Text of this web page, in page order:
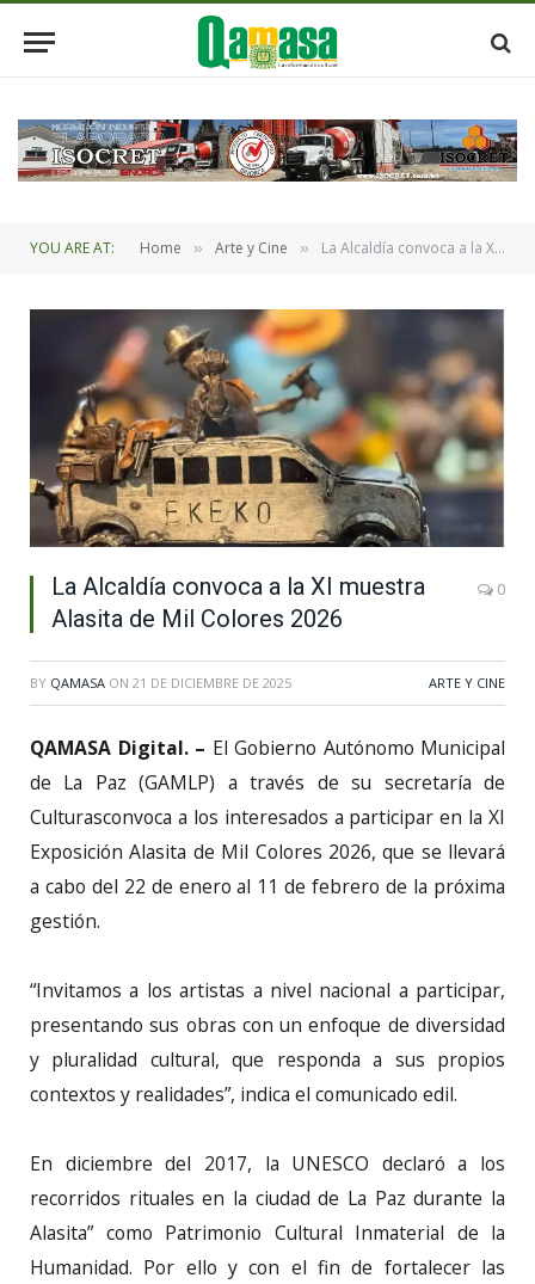
YOU ARE AT: Home » Arte y Cine » La Alcaldía convoca a la XI muestra Alasita de Mil Colores 2026
La Alcaldía convoca a la XI muestra
Alasita de Mil Colores 2026
0
BY QAMASA ON 21 DE DICIEMBRE DE 2025 ARTE Y CINE
QAMASA Digital. – El Gobierno Autónomo Municipal
de La Paz (GAMLP) a través de su secretaría de
Culturasconvoca a los interesados a participar en la XI
Exposición Alasita de Mil Colores 2026, que se llevará
a cabo del 22 de enero al 11 de febrero de la próxima
gestión.
“Invitamos a los artistas a nivel nacional a participar,
presentando sus obras con un enfoque de diversidad
y pluralidad cultural, que responda a sus propios
contextos y realidades”, indica el comunicado edil.
En diciembre del 2017, la UNESCO declaró a los
recorridos rituales en la ciudad de La Paz durante la
Alasita” como Patrimonio Cultural Inmaterial de la
Humanidad. Por ello y con el fin de fortalecer las